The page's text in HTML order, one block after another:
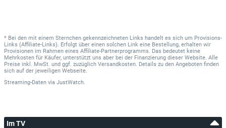
* Bei den mit einem Sternchen gekennzeichneten Links handelt es sich um Provisions-
Links (Affiliate-Links). Erfolgt über einen solchen Link eine Bestellung, erhalten wir
Provisionen im Rahmen eines Affiliate-Partnerprogramms. Das bedeutet keine
Mehrkosten für Käufer, unterstützt uns aber bei der Finanzierung dieser Website. Alle
Preise inkl. MwSt. und ggf. zuzüglich Versandkosten. Details zu den Angeboten finden
sich auf der jeweiligen Webseite.
Streaming-Daten via JustWatch.
Im TV